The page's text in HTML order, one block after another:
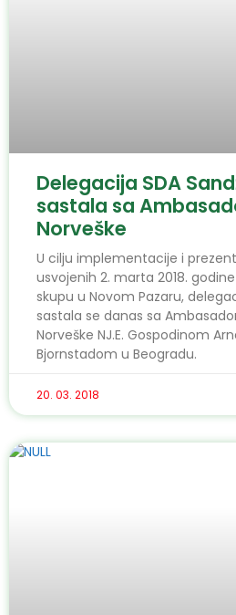
Delegacija SDA
sastala sa
Norveške
U cilju implementacije i
usvojenih 2. marta 2018.
skupu u Novom Pazaru,
sastala se danas sa
Norveške NJ.E. Gospodinom
Bjornstadom u Beogradu.
20. 03. 2018